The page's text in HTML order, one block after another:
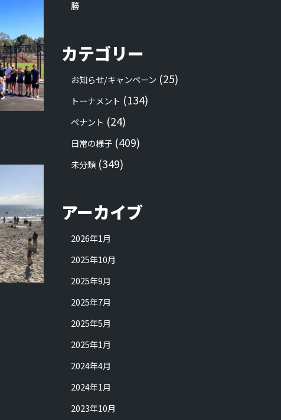
勝
カテゴリー
お知らせ/キャンペーン (25)
トーナメント (134)
ペナント (24)
日常の様子 (409)
未分類 (349)
アーカイブ
2026年1月
2025年10月
2025年9月
2025年7月
2025年5月
2025年1月
2024年4月
2024年1月
2023年10月